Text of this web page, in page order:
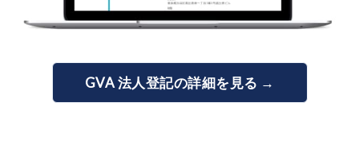
GVA 法人登記の詳細を見る →